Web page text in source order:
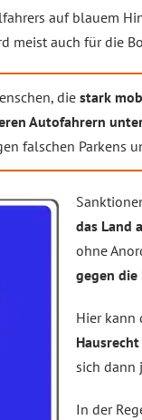
auf blauem
meist auch für die
die stark
Autofahrern
falschen Parkens
das Land
ohne
gegen die
Hier kann
sich dann
In der